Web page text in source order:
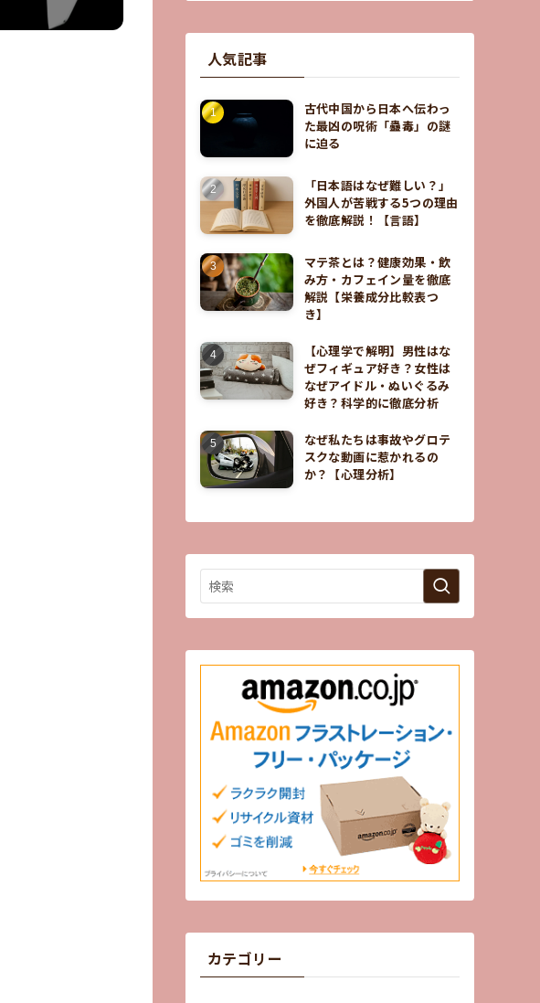
人気記事
古代中国から日本へ伝わっ
た最凶の呪術「蠱毒」の謎
に迫る
「日本語はなぜ難しい？」
外国人が苦戦する5つの理由
を徹底解説！【言語】
マテ茶とは？健康効果・飲
み方・カフェイン量を徹底
解説【栄養成分比較表つ
き】
【心理学で解明】男性はな
ぜフィギュア好き？女性は
なぜアイドル・ぬいぐるみ
好き？科学的に徹底分析
なぜ私たちは事故やグロテ
スクな動画に惹かれるの
か？【心理分析】
カテゴリー